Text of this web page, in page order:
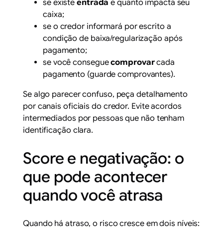
se existeentrada e quanto impacta seu
caixa;
se o credor informará por escrito a
condição de baixa/regularização após
pagamento;
se você conseguecomprovarcada
pagamento (guarde comprovantes).
Se algo parecer confuso, peça detalhamento
por canais oficiais do credor. Evite acordos
intermediados por pessoas que não tenham
identificação clara.
Score e negativação: o
que pode acontecer
quando você atrasa
Quando há atraso, o risco cresce em dois níveis: